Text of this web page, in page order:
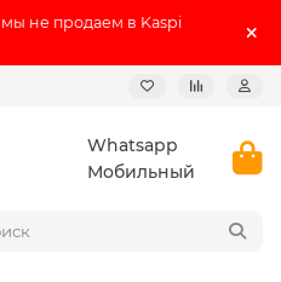
не продаем в Kaspi
Whatsapp
Мобильный